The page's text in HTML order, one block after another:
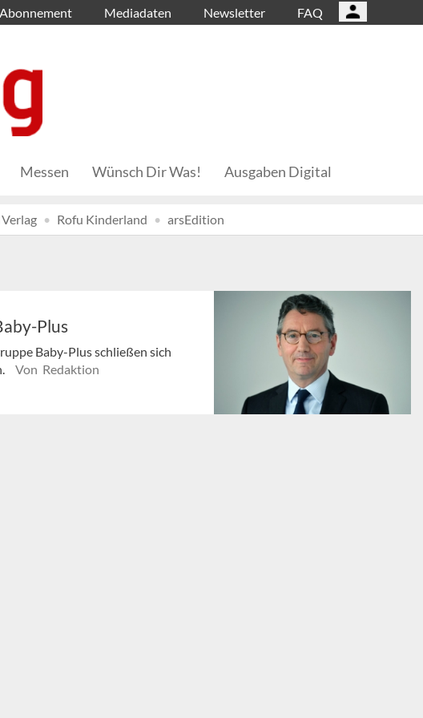
Abonnement Mediadaten Newsletter FAQ
Messen Wünsch Dir Was! Ausgaben Digital
Rofu Kinderland arsEdition
Plus
Baby-Plus schließen sich
Von Redaktion